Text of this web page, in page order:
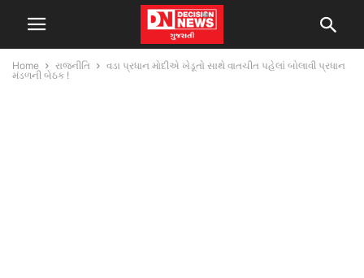
Home રાજનીતિ
વડા પ્રધાન મોદીએ ખેડૂતો સાથે વાતચીત પહેલાં બોલાવી પ્રધાન
મંડળની બેઠક !